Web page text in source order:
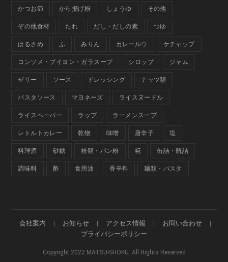
かつお節 から揚げ粉 しょうゆ その他
ぞの他食材 たれ だし・だしの素 つゆ
はるさめ ふ みりん カレールウ ケチャップ
コンソメ・ブイヨン・ガラスープ シロップ ジャム
ゼリー ソース ドレッシング ナッツ類
パスタソース マヨネーズ ライスヌードル
ライスペーパー ラップ ラーメンスープ
レトルトカレー 乾物 味噌 唐辛子 塩
料理酒 砂糖 粉類・パン粉 糀 缶詰・瓶詰
調味料 酢 食用油 香辛料 麺類・パスタ
会社案内 お知らせ アクセス情報
お問い合わせ
プライバシーポリシー
Copyright 2022 MATSU-SHOKU. All Rights Reserved